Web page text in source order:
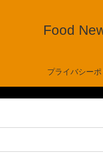
Food
プライバシー